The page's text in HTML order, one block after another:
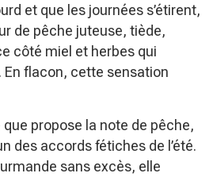
et que les journées s’étirent,
de pêche juteuse, tiède,
côté miel et herbes qui
flacon, cette sensation
propose la note de pêche,
des accords fétiches de l’été.
sans excès, elle